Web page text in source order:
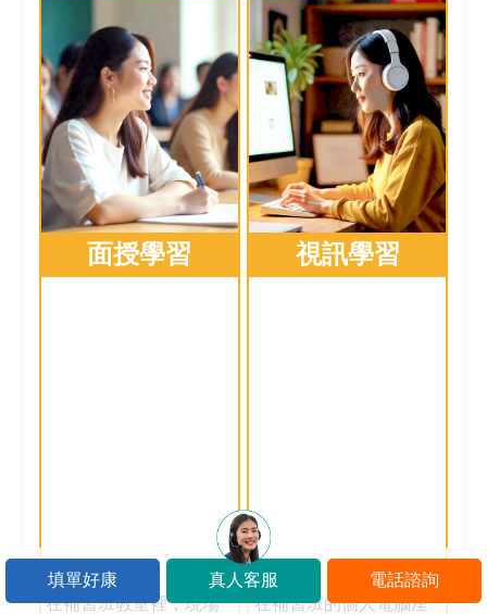
面授學習
在補習班教室裡，現場
視訊學習
在補習班的個人電腦座
填單好康 真人客服 電話諮詢